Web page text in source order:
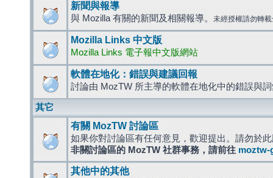
新聞與報導
與 Mozilla 有關的新聞及相關報導。 未經授權請勿轉
Mozilla Links 中文版
Mozilla Links 電子報中文版網站
軟體在地化：錯誤與建議回報
討論由 MozTW 所主導的軟體在地化中的錯誤與
其它
有關 MozTW 討論區
如果你對討論區有任何意見，歡迎提出。請勿於
非關討論區的 MozTW 社群事務，請前往 moztw-
其他中的其他